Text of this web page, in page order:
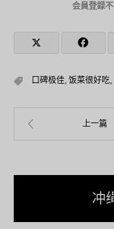
会員登録
口碑极佳, 饭菜很好吃,
冲